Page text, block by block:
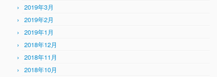
2019年3月
2019年2月
2019年1月
2018年12月
2018年11月
2018年10月